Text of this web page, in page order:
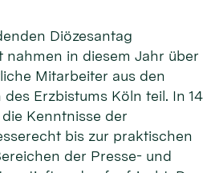
Diözesantag
in diesem Jahr über
Mitarbeiter aus den
Erzbistums Köln teil. In 14
Kenntnisse der
bis zur praktischen
der Presse- und